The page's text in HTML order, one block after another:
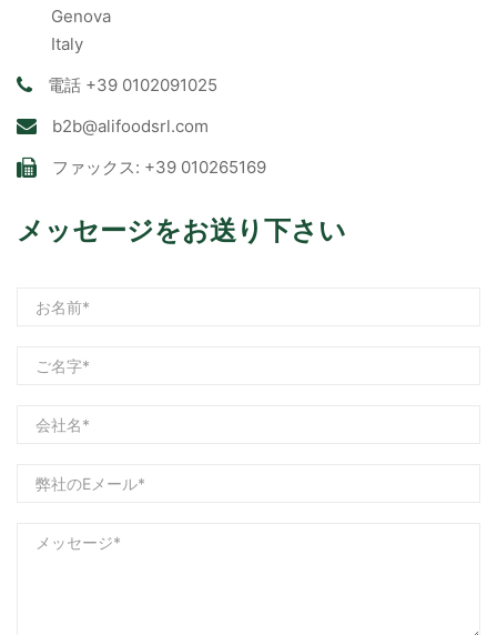
Genova
Italy
電話 +39 0102091025
b2b@alifoodsrl.com
ファックス: +39 010265169
メッセージをお送り下さい